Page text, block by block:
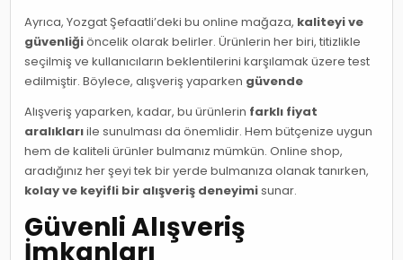
Ayrıca, Yozgat Şefaatli’deki bu online mağaza, kaliteyi ve
güvenliğiöncelik olarak belirler. Ürünlerin her biri, titizlikle
seçilmiş ve kullanıcıların beklentilerini karşılamak üzere test
edilmiştir. Böylece, alışveriş yaparken güvende
Alışveriş yaparken, kadar, bu ürünlerin farklı fiyat
aralıklarıile sunulması da önemlidir. Hem bütçenize uygun
hem de kaliteli ürünler bulmanız mümkün. Online shop,
aradığınız her şeyi tek bir yerde bulmanıza olanak tanırken,
kolay ve keyifli bir alışveriş deneyimisunar.
Güvenli Alışveriş
İmkanları